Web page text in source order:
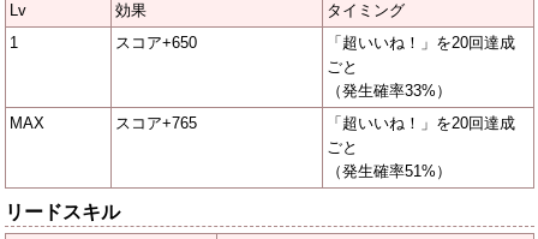
Lv 効果
タイミング
1
スコア+650
「超いいね！」を20回達成
ごと
（発生確率33%）
MAX
スコア+765
「超いいね！」を20回達成
ごと
（発生確率51%）
リードスキル